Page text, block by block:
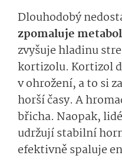
Dlouhodobý
zpomaluje
zvyšuje hladinu
kortizolu. Kortizol
v ohrožení, a to si
horší časy. A
břicha. Naopak,
udržují stabilní
efektivně spaluje